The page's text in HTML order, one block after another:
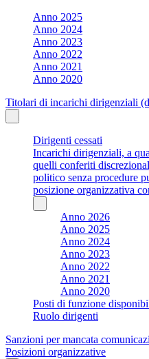
Anno 2025
Anno 2024
Anno 2023
Anno 2022
Anno 2021
Anno 2020
Titolari di incarichi dirigenziali
Dirigenti cessati
Incarichi dirigenziali, a
quelli conferiti
politico senza procedure
posizione organizzativa
Anno 2026
Anno 2025
Anno 2024
Anno 2023
Anno 2022
Anno 2021
Anno 2020
Posti di funzione
Ruolo dirigenti
Sanzioni per mancata
Posizioni organizzative